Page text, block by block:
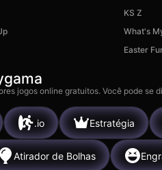
KS Z
What's
Easter
jogos online gratuitos. Você pode
.io Estratégia
Atirador de Bolhas